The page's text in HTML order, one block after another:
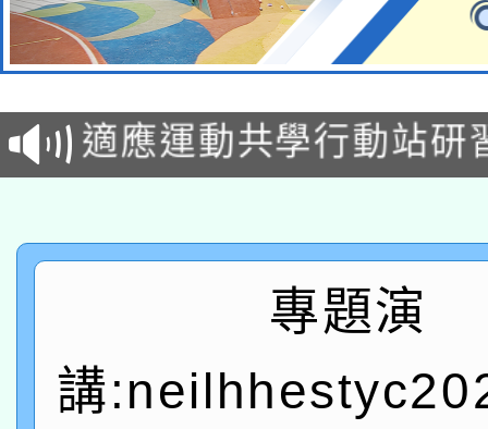
本校115學年度第2次
招甄選結果公告(無人
適應運動共學行動站研
本館辦理115年度閱讀
暨閱讀推動專業研習
科技賦能─人工智慧
A3數位素養講師名單
「數位內容與教學軟
pilot」
有關大陸委員會函釋公
專題演
講